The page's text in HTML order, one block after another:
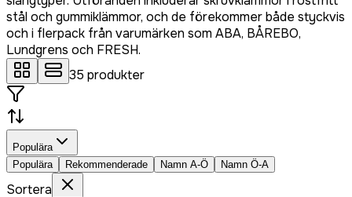
stål och gummiklämmor, och de förekommer både styckvis
och i flerpack från varumärken som ABA, BÅREBO,
Lundgrens och FRESH.
35 produkter
Populära
Populära
Rekommenderade Namn A-Ö Namn Ö-A
Sortera